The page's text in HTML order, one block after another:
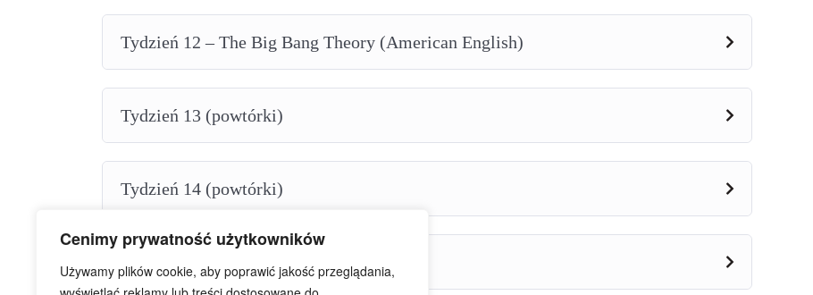
Cenimy prywatność użytkowników
Używamy plików cookie, aby poprawić jakość przeglądania,
Tydzień 12 – The Big Bang Theory (American English)
Tydzień 13 (powtórki)
Tydzień 14 (powtórki)
Tydzień 15 (powtórki)